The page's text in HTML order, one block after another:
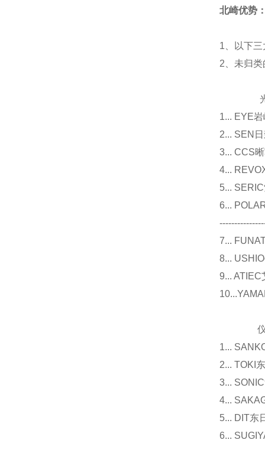
北崎优势
1、以下
2、未归
光源
1... EYE
2... SEN
3... CCS
4...
5...
6...
7...
8...
9...
仪器
1...
2... TOKI
3...
4...
5... DIT东
6...